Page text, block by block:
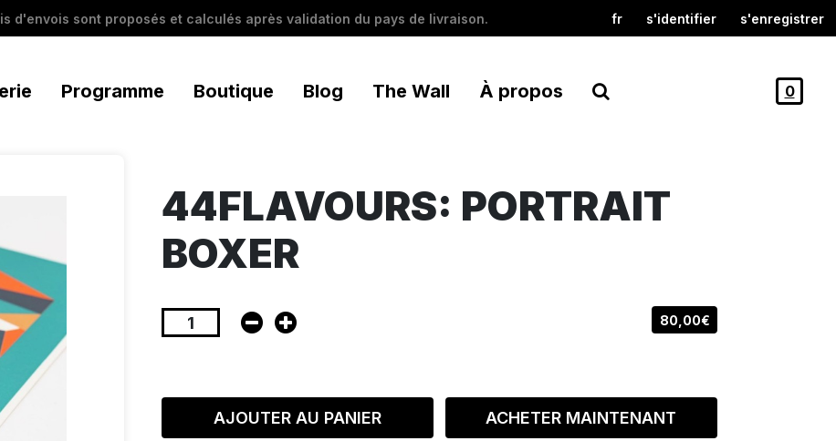
d'envois sont proposés et calculés après validation du pays de livraison. fr s'identifier s'enregistrer
Programme Boutique Blog The Wall À propos 0
44FLAVOURS: PORTRAIT
BOXER
80,00€
AJOUTER AU PANIER ACHETER MAINTENANT